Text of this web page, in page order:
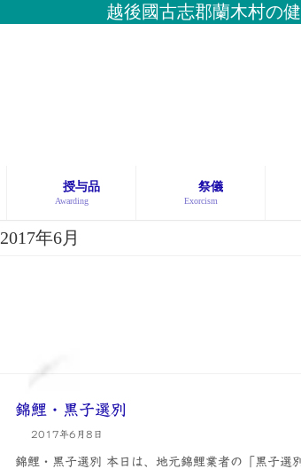
越後國古志郡蘭木村の
授与品
Awarding
祭儀
Exorcism
2017年6月
錦鯉・黒子選別
2017年6月8日
錦鯉・黒子選別 本日は、地元錦鯉業者の「黒子選